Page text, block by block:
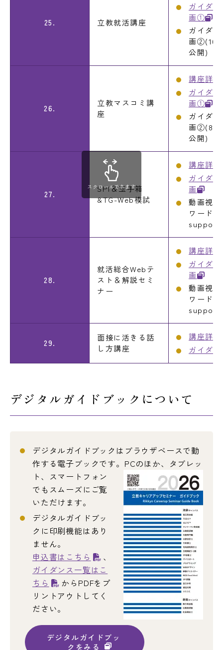
25. 立教就活講座
ガイダ
画①
ガイダ
画②(10
公開)
26.
立教マスコミ講
座
講座詳細
ガイダ
画①
ガイダ
画②(8月
公開)
27.
SPI＆玉手箱
&TG-Web模試
講座詳細
ガイダ
画
動画視
ワード：
28.
就活総合Webテ
スト＆解説セミ
ナー
講座詳細
ガイダ
画
動画視
ワード：
29.
面接に活きる話
し方講座
講座詳細
ガイダ
スクロールできます
デジタルガイドブックについて
デジタルガイドブックはブラウザベースで動
作する電子ブックです。 PCのほか、タブレッ
ト、スマートフォン
でもスムーズにご覧
いただけます。
デジタルガイドブッ
クに印刷機能はあり
ません。
申込書はこちら
、
ガイダンス一覧はこ
ちら
からPDFをプ
リントアウトしてく
ださい。
デジタルガイドブッ
クをみる